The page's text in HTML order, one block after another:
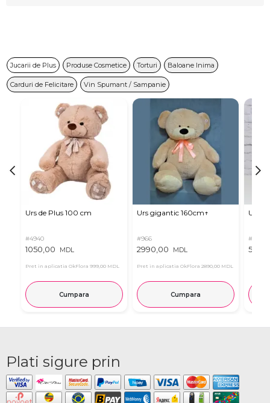
Jucarii de Plus Produse Cosmetice Torturi Baloane Inima
Carduri de Felicitare Vin Spumant / Sampanie
Urs de Plus 100 cm
#4940
1050,00 MDL
Pret in aplicatia OkFlora 999,00 MDL
Cumpara
Urs gigantic 160cm↑
#966
2990,00 MDL
Pret in aplicatia OkFlora 2890,00 MDL
Cumpara
Urs
#11
Plati sigure prin